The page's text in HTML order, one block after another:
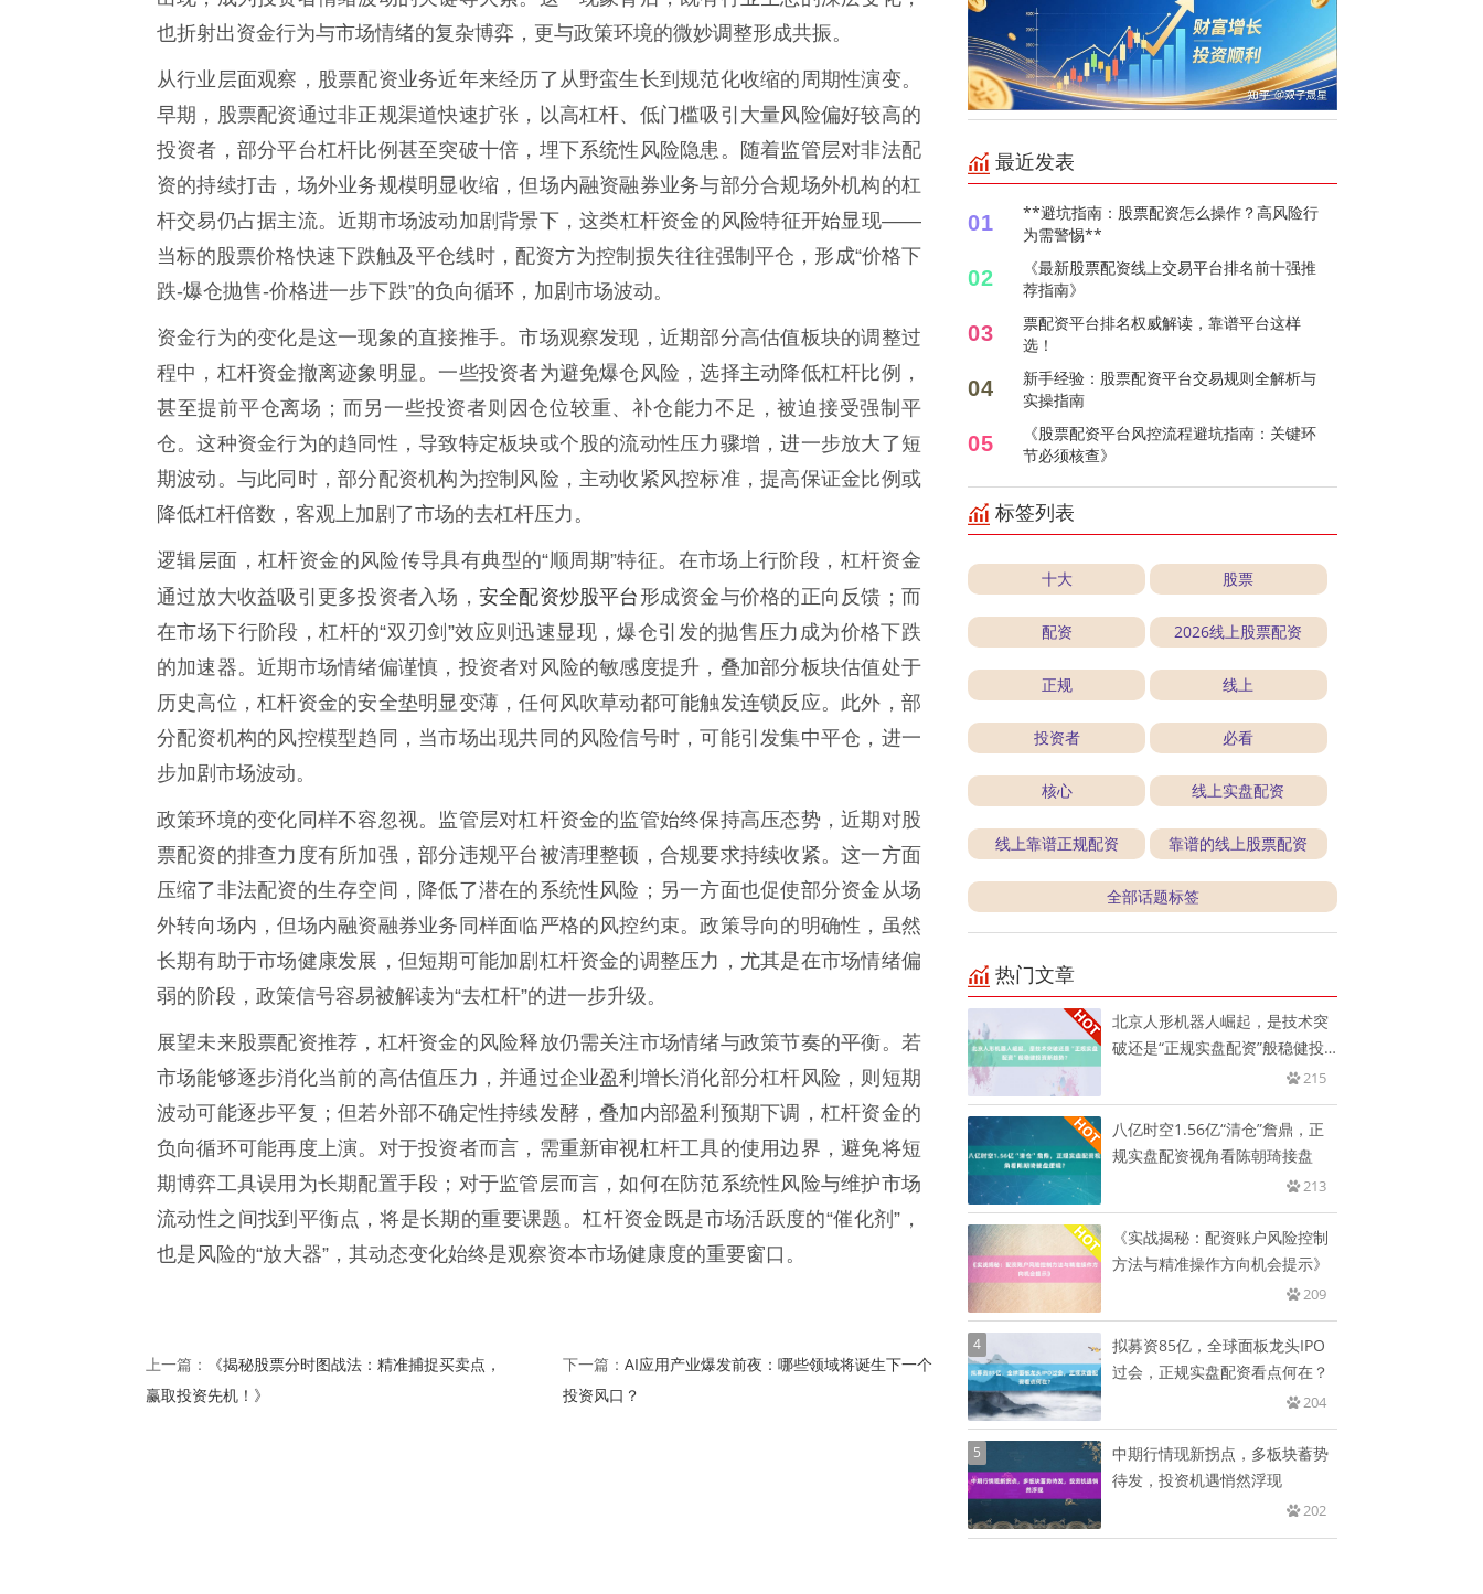
也折射出资金行为与市场情绪的复杂博弈，更与政策环境的微妙调整形成共振。
从行业层面观察，股票配资业务近年来经历了从野蛮生长到规范化收缩的周期性演变。
早期，股票配资通过非正规渠道快速扩张，以高杠杆、低门槛吸引大量风险偏好较高的
投资者，部分平台杠杆比例甚至突破十倍，埋下系统性风险隐患。随着监管层对非法配
资的持续打击，场外业务规模明显收缩，但场内融资融券业务与部分合规场外机构的杠
杆交易仍占据主流。近期市场波动加剧背景下，这类杠杆资金的风险特征开始显现——
当标的股票价格快速下跌触及平仓线时，配资方为控制损失往往强制平仓，形成“价格下
跌-爆仓抛售-价格进一步下跌”的负向循环，加剧市场波动。
资金行为的变化是这一现象的直接推手。市场观察发现，近期部分高估值板块的调整过
程中，杠杆资金撤离迹象明显。一些投资者为避免爆仓风险，选择主动降低杠杆比例，
甚至提前平仓离场；而另一些投资者则因仓位较重、补仓能力不足，被迫接受强制平
仓。这种资金行为的趋同性，导致特定板块或个股的流动性压力骤增，进一步放大了短
期波动。与此同时，部分配资机构为控制风险，主动收紧风控标准，提高保证金比例或
降低杠杆倍数，客观上加剧了市场的去杠杆压力。
逻辑层面，杠杆资金的风险传导具有典型的“顺周期”特征。在市场上行阶段，杠杆资金
通过放大收益吸引更多投资者入场， 安全配资炒股平台 形成资金与价格的正向反馈；而
在市场下行阶段，杠杆的“双刃剑”效应则迅速显现，爆仓引发的抛售压力成为价格下跌
的加速器。近期市场情绪偏谨慎，投资者对风险的敏感度提升，叠加部分板块估值处于
历史高位，杠杆资金的安全垫明显变薄，任何风吹草动都可能触发连锁反应。此外，部
分配资机构的风控模型趋同，当市场出现共同的风险信号时，可能引发集中平仓，进一
步加剧市场波动。
政策环境的变化同样不容忽视。监管层对杠杆资金的监管始终保持高压态势，近期对股
票配资的排查力度有所加强，部分违规平台被清理整顿，合规要求持续收紧。这一方面
压缩了非法配资的生存空间，降低了潜在的系统性风险；另一方面也促使部分资金从场
外转向场内，但场内融资融券业务同样面临严格的风控约束。政策导向的明确性，虽然
长期有助于市场健康发展，但短期可能加剧杠杆资金的调整压力，尤其是在市场情绪偏
弱的阶段，政策信号容易被解读为“去杠杆”的进一步升级。
展望未来股票配资推荐，杠杆资金的风险释放仍需关注市场情绪与政策节奏的平衡。若
市场能够逐步消化当前的高估值压力，并通过企业盈利增长消化部分杠杆风险，则短期
波动可能逐步平复；但若外部不确定性持续发酵，叠加内部盈利预期下调，杠杆资金的
负向循环可能再度上演。对于投资者而言，需重新审视杠杆工具的使用边界，避免将短
期博弈工具误用为长期配置手段；对于监管层而言，如何在防范系统性风险与维护市场
流动性之间找到平衡点，将是长期的重要课题。杠杆资金既是市场活跃度的“催化剂”，
也是风险的“放大器”，其动态变化始终是观察资本市场健康度的重要窗口。
上一篇：
《揭秘股票分时图战法：精准捕捉买卖点，
赢取投资先机！》
下一篇： AI应用产业爆发前夜：哪些领域将诞生下一个
投资风口？
最近发表
01
**避坑指南：股票配资怎么操作？高风险行
为需警惕**
02
《最新股票配资线上交易平台排名前十强推
荐指南》
03
票配资平台排名权威解读，靠谱平台这样
选！
04
新手经验：股票配资平台交易规则全解析与
实操指南
05
《股票配资平台风控流程避坑指南：关键环
节必须核查》
标签列表
十大 股票
配资 2026线上股票配资
正规 线上
投资者 必看
核心 线上实盘配资
线上靠谱正规配资 靠谱的线上股票配资
全部话题标签
热门文章
北京人形机器人崛起，是技术突
破还是“正规实盘配资”般稳健投
215
八亿时空1.56亿“清仓”詹鼎，正
规实盘配资视角看陈朝琦接盘
213
《实战揭秘：配资账户风险控制
方法与精准操作方向机会提示》
209
4
拟募资85亿，全球面板龙头IPO
过会，正规实盘配资看点何在？
204
5
中期行情现新拐点，多板块蓄势
待发，投资机遇悄然浮现
202